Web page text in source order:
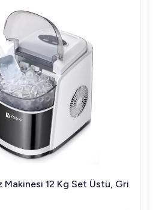
Makinesi 12 Kg Set Üstü, Gri